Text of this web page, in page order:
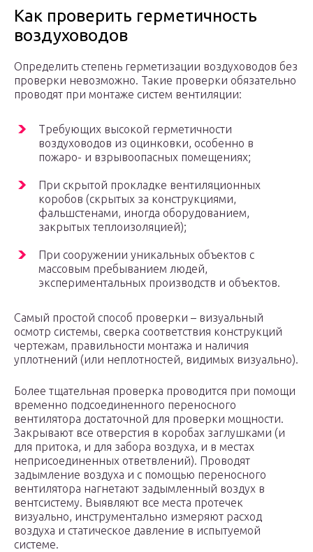
Как проверить герметичность
воздуховодов
Определить степень герметизации воздуховодов без
проверки невозможно. Такие проверки обязательно
проводят при монтаже систем вентиляции:
Требующих высокой герметичности
воздуховодов из оцинковки, особенно в
пожаро- и взрывоопасных помещениях;
При скрытой прокладке вентиляционных
коробов (скрытых за конструкциями,
фальшстенами, иногда оборудованием,
закрытых теплоизоляцией);
При сооружении уникальных объектов с
массовым пребыванием людей,
экспериментальных производств и объектов.
Самый простой способ проверки – визуальный
осмотр системы, сверка соответствия конструкций
чертежам, правильности монтажа и наличия
уплотнений (или неплотностей, видимых визуально).
Более тщательная проверка проводится при помощи
временно подсоединенного переносного
вентилятора достаточной для проверки мощности.
Закрывают все отверстия в коробах заглушками (и
для притока, и для забора воздуха, и в местах
неприсоединенных ответвлений). Проводят
задымление воздуха и с помощью переносного
вентилятора нагнетают задымленный воздух в
вентсистему. Выявляют все места протечек
визуально, инструментально измеряют расход
воздуха и статическое давление в испытуемой
системе.